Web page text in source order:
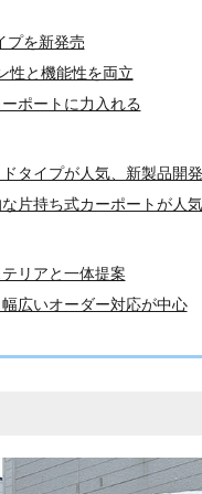
を新発売
と機能性を両立
ポートに力入れる
タイプが人気、新製品開
片持ち式カーポートが人気
リアと一体提案
広いオーダー対応が中心